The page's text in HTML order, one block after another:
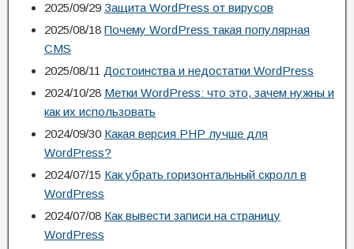
2025/09/29 Защита WordPress от вирусов
2025/08/18 Почему WordPress такая популярная
CMS
2025/08/11 Достоинства и недостатки WordPress
2024/10/28 Метки WordPress: что это, зачем нужны и
как их использовать
2024/09/30 Какая версия PHP лучше для
WordPress?
2024/07/15 Как убрать горизонтальный скролл в
WordPress
2024/07/08 Как вывести записи на страницу
WordPress